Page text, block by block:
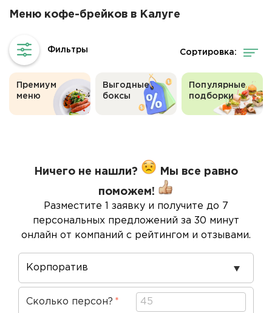
Меню кофе-брейков в Калуге
Сортировка:
Премиум
меню
Выгодные
боксы
Популярные
подборки
Ничего не нашли? Мы все равно
поможем!
Разместите 1 заявку и получите до 7
персональных предложений за 30 минут
онлайн от компаний с рейтингом и отзывами.
Повод
проведения
Сколько персон?